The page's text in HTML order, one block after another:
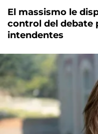
El massismo le
control del debate
intendentes